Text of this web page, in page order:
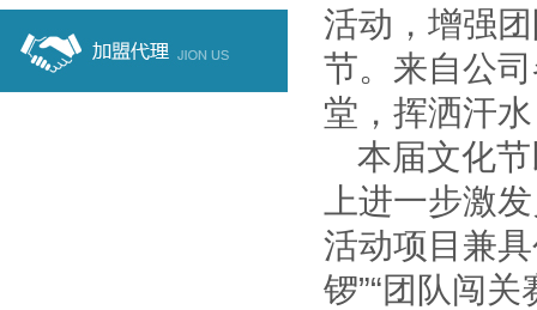
活动，增强
节。来自公
堂，挥洒汗
本届文化
上进一步激
活动项目兼
锣”“团队闯关